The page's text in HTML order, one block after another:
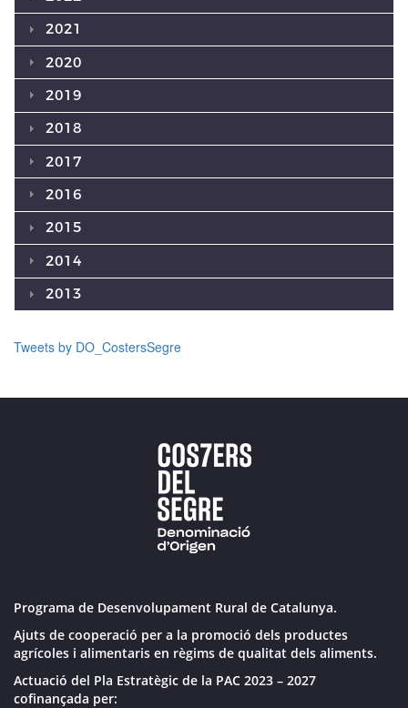
2021
2020
2019
2018
2017
2016
2015
2014
2013
Tweets by DO_CostersSegre
Programa de Desenvolupament Rural de Catalunya.
Ajuts de cooperació per a la promoció dels productes
agrícoles i alimentaris en règims de qualitat dels aliments.
Actuació del Pla Estratègic de la PAC 2023 – 2027
cofinançada per: